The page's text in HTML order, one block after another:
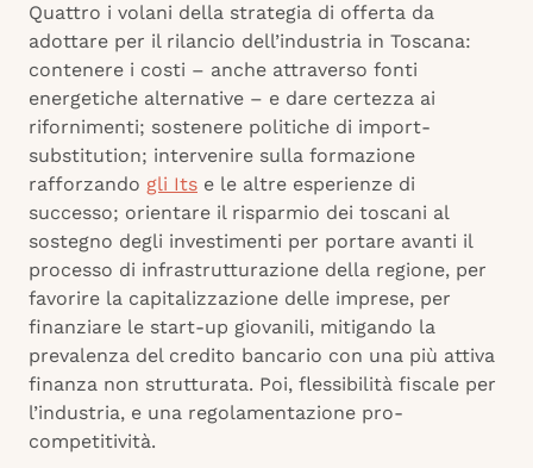
Quattro i volani della strategia di offerta da
adottare per il rilancio dell’industria in Toscana:
contenere i costi – anche attraverso fonti
energetiche alternative – e dare certezza ai
rifornimenti; sostenere politiche di import-
substitution; intervenire sulla formazione
rafforzando gli Its e le altre esperienze di
successo; orientare il risparmio dei toscani al
sostegno degli investimenti per portare avanti il
processo di infrastrutturazione della regione, per
favorire la capitalizzazione delle imprese, per
finanziare le start-up giovanili, mitigando la
prevalenza del credito bancario con una più attiva
finanza non strutturata. Poi, flessibilità fiscale per
l’industria, e una regolamentazione pro-
competitività.